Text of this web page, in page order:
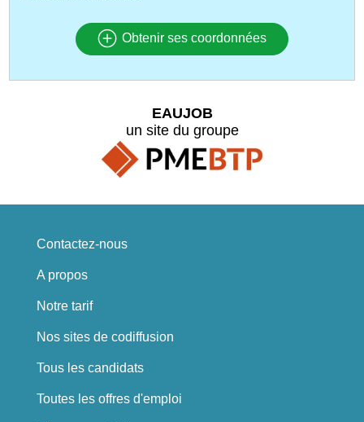
Obtenir ses coordonnées
EAUJOB
un site du groupe
Contactez-nous
A propos
Notre tarif
Nos sites de codiffusion
Tous les candidats
Toutes les offres d'emploi